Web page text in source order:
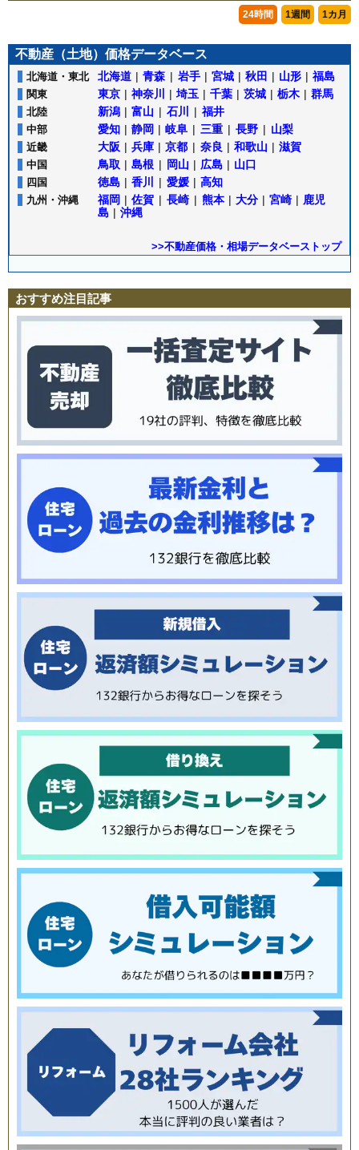
24時間 1週間 1カ月
不動産（土地）価格データベース
北海道・東北 北海道 | 青森 | 岩手 | 宮城 | 秋田 | 山形 | 福島
関東 東京 | 神奈川 | 埼玉 | 千葉 | 茨城 | 栃木 | 群馬
北陸 新潟 | 富山 | 石川 | 福井
中部 愛知 | 静岡 | 岐阜 | 三重 | 長野 | 山梨
近畿 大阪 | 兵庫 | 京都 | 奈良 | 和歌山 | 滋賀
中国 鳥取 | 島根 | 岡山 | 広島 | 山口
四国 徳島 | 香川 | 愛媛 | 高知
九州・沖縄 福岡 | 佐賀 | 長崎 | 熊本 | 大分 | 宮崎 | 鹿児
島 | 沖縄
>>不動産価格・相場データベーストップ
おすすめ注目記事